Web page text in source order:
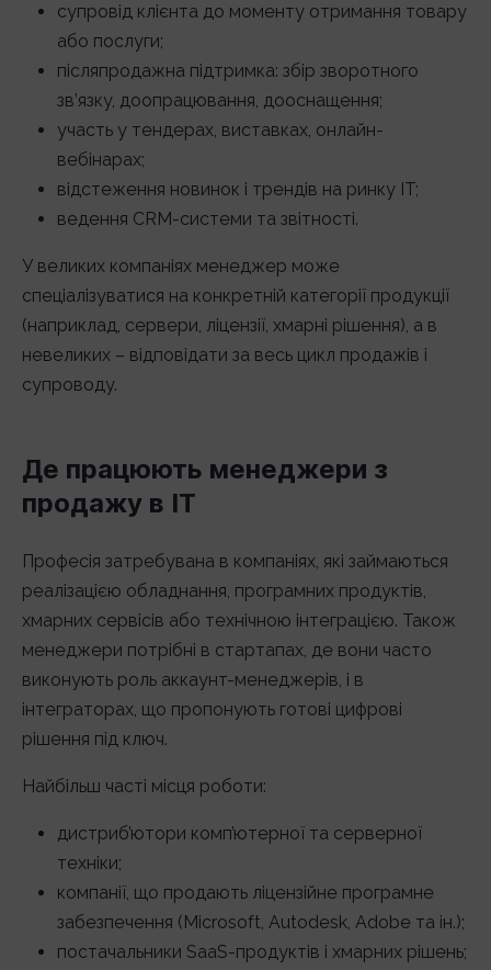
супровід клієнта до моменту отримання товару
або послуги;
післяпродажна підтримка: збір зворотного
зв’язку, доопрацювання, дооснащення;
участь у тендерах, виставках, онлайн-
вебінарах;
відстеження новинок і трендів на ринку IT;
ведення CRM-системи та звітності.
У великих компаніях менеджер може
спеціалізуватися на конкретній категорії продукції
(наприклад, сервери, ліцензії, хмарні рішення), а в
невеликих – відповідати за весь цикл продажів і
супроводу.
Де працюють менеджери з
продажу в IT
Професія затребувана в компаніях, які займаються
реалізацією обладнання, програмних продуктів,
хмарних сервісів або технічною інтеграцією. Також
менеджери потрібні в стартапах, де вони часто
виконують роль аккаунт-менеджерів, і в
інтеграторах, що пропонують готові цифрові
рішення під ключ.
Найбільш часті місця роботи:
дистриб’ютори комп’ютерної та серверної
техніки;
компанії, що продають ліцензійне програмне
забезпечення (Microsoft, Autodesk, Adobe та ін.);
постачальники SaaS-продуктів і хмарних рішень;